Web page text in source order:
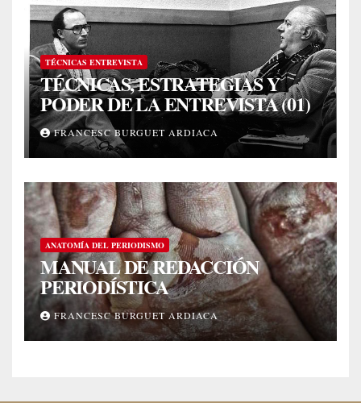
TÉCNICAS ENTREVISTA
TÉCNICAS, ESTRATEGIAS Y
PODER DE LA ENTREVISTA (01)
FRANCESC BURGUET ARDIACA
ANATOMÍA DEL PERIODISMO
MANUAL DE REDACCIÓN
PERIODÍSTICA
FRANCESC BURGUET ARDIACA